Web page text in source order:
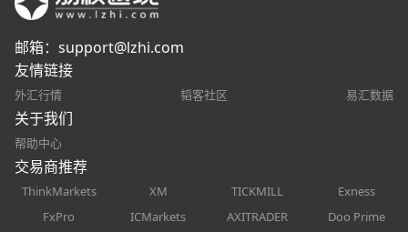
邮箱： support@lzhi.com
友情链接
外汇行情 韬客社区 易汇数据
关于我们
帮助中心
交易商推荐
ThinkMarkets XM TICKMILL
Exness
FxPro
ICMarkets AXITRADER
Doo Prime